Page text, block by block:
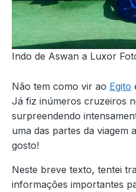
Indo de Aswan a Luxor
Não tem como vir ao Egito
Já fiz inúmeros cruzeiros
surpreendendo
uma das partes da viagem
gosto!
Neste breve texto, tentei
informações importantes